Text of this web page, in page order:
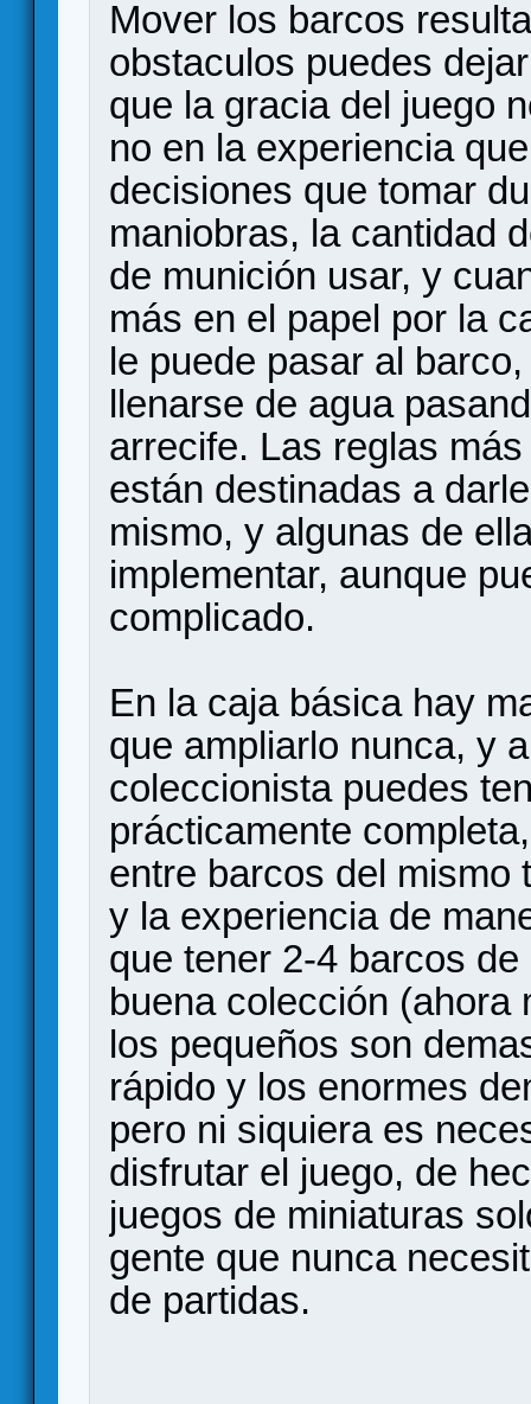
Mover los barcos
obstaculos puedes
que la gracia del juego
no en la experiencia
decisiones que tomar
maniobras, la cantidad
de munición usar, y
más en el papel por la
le puede pasar al
llenarse de agua
arrecife. Las reglas
están destinadas a
mismo, y algunas de
implementar, aunque
complicado.
En la caja básica hay
que ampliarlo nunca, y
coleccionista puedes
prácticamente
entre barcos del mismo
y la experiencia de
que tener 2-4 barcos
buena colección (ahora
los pequeños son
rápido y los enormes
pero ni siquiera es
disfrutar el juego, de
juegos de miniaturas
gente que nunca
de partidas.